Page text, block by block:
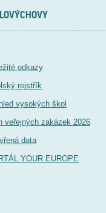
odkazy
rejstřík
vysokých škol
veřejných zakázek 2026
data
YOUR EUROPE